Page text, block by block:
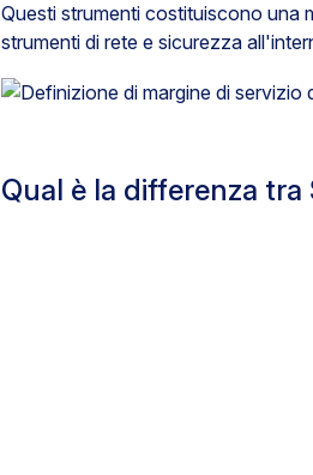
Questi strumenti costituiscono una
strumenti di rete e sicurezza
Qual è la differenza tra